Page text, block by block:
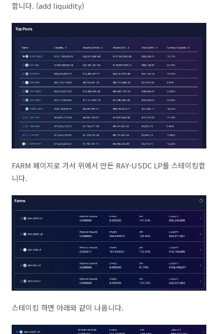
합니다. (add liquidity)
FARM 페이지로 가서 위에서 만든 RAY-USDC LP를 스테이킹합
니다.
스테이킹 하면 아래와 같이 나옵니다.